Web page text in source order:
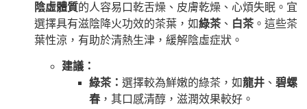
陰虛體質的人容易口乾舌燥、皮膚乾燥、心煩失眠。宜
選擇具有滋陰降火功效的茶葉，如綠茶、 白茶。這些茶
葉性涼，有助於清熱生津，緩解陰虛症狀。
建議：
綠茶： 選擇較為鮮嫩的綠茶，如龍井 、 碧螺
春，其口感清醇，滋潤效果較好。